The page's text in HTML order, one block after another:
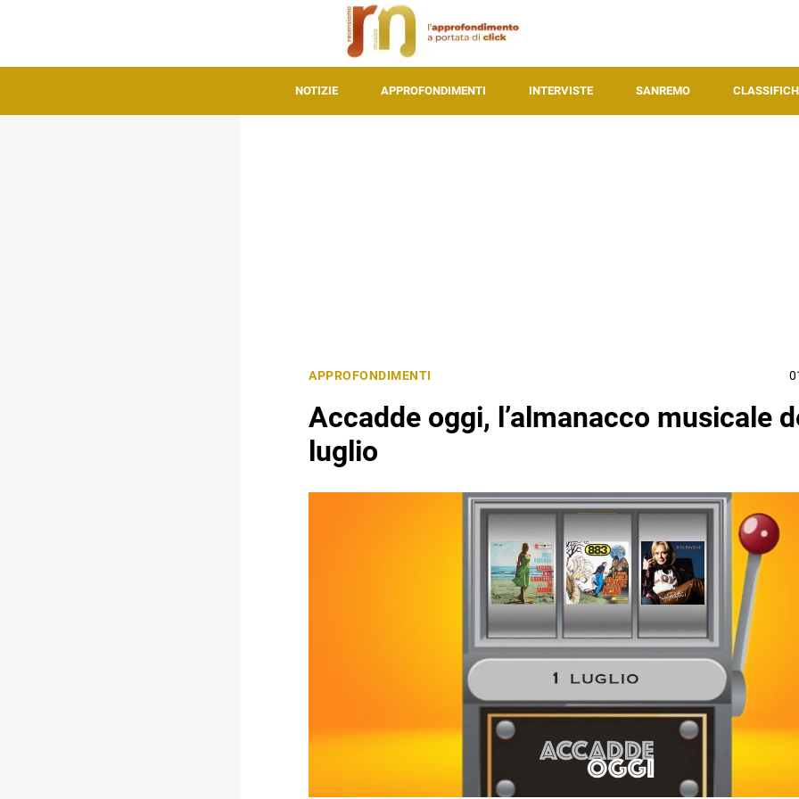
NOTIZIE APPROFONDIMENTI INTERVISTE SANREMO
APPROFONDIMENTI
Accadde oggi, l’almanacco musicale
luglio